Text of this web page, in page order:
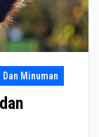
Dan Minuman